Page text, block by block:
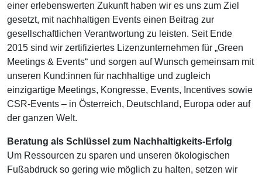
einer erlebenswerten Zukunft haben wir es uns zum Ziel
gesetzt, mit nachhaltigen Events einen Beitrag zur
gesellschaftlichen Verantwortung zu leisten. Seit Ende
2015 sind wir zertifiziertes Lizenzunternehmen für „Green
Meetings & Events“ und sorgen auf Wunsch gemeinsam mit
unseren Kund:innen für nachhaltige und zugleich
einzigartige Meetings, Kongresse, Events, Incentives sowie
CSR-Events – in Österreich, Deutschland, Europa oder auf
der ganzen Welt.
Beratung als Schlüssel zum Nachhaltigkeits-Erfolg
Um Ressourcen zu sparen und unseren ökologischen
Fußabdruck so gering wie möglich zu halten, setzen wir